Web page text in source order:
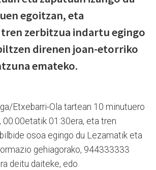
egoitzan, eta
zerbitzua indartu egingo
direnen joan-etorriko
emateko.
Etxebarri-Ola tartean 10 minutuero
00:00etatik 01:30era, eta tren
osoa egingo du Lezamatik eta
gehiagorako, 944333333
deitu daiteke, edo